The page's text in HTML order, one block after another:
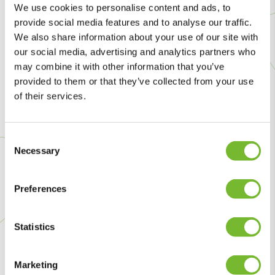
We use cookies to personalise content and ads, to
provide social media features and to analyse our traffic.
We also share information about your use of our site with
our social media, advertising and analytics partners who
may combine it with other information that you’ve
provided to them or that they’ve collected from your use
of their services.
Consent
Selection
Necessary
Preferences
Statistics
Marketing
korte en hogere vegetatie, waarin verschillende soorten
hun plek vinden. Bloeiende kruiden krijgen de ruimte en
leveren nectar voor bijen en vlinders. Een prachtig
resultaat waar Krinkels ecoloog Nynke de Jong, haar
hart aan ophaalt. "Kleurkeur helpt ons om van gewone
bermen waardevolle leefgebieden te maken. Je ziet al
terugkomen. Dat is de kracht van ecologisch maaien."
Ook vanuit de gemeente klinkt waardering. Het
Biodiversiteit, waarin natuurinclusief beheer een
belangrijk speerpunt is. "Met de keuze voor Kleurkeur
verandert de openbare ruimte zichtbaar. Bewoners